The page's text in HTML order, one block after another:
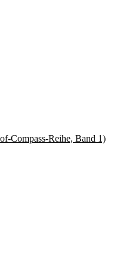
Compass-Reihe, Band 1)